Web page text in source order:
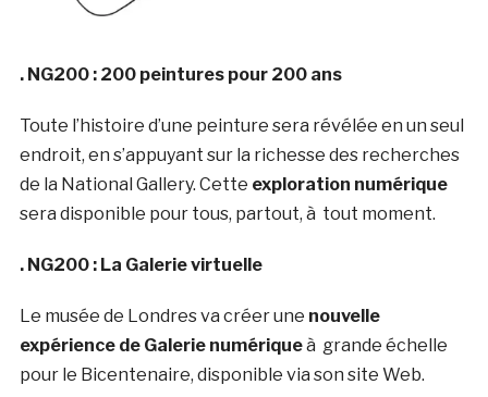
. NG200 : 200 peintures pour 200 ans
Toute l’histoire d’une peinture sera révélée en un seul
endroit, en s’appuyant sur la richesse des recherches
de la National Gallery. Cette exploration numérique
sera disponible pour tous, partout, à tout moment.
. NG200 : La Galerie virtuelle
Le musée de Londres va créer une nouvelle
expérience de Galerie numériqueà grande échelle
pour le Bicentenaire, disponible via son site Web.